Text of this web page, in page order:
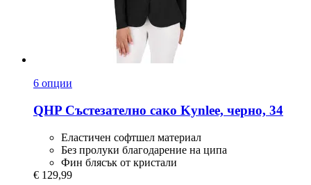
6 опции
QHP Състезателно сако Kynlee, черно, 34
Еластичен софтшел материал
Без пролуки благодарение на ципа
Фин блясък от кристали
€ 129,99